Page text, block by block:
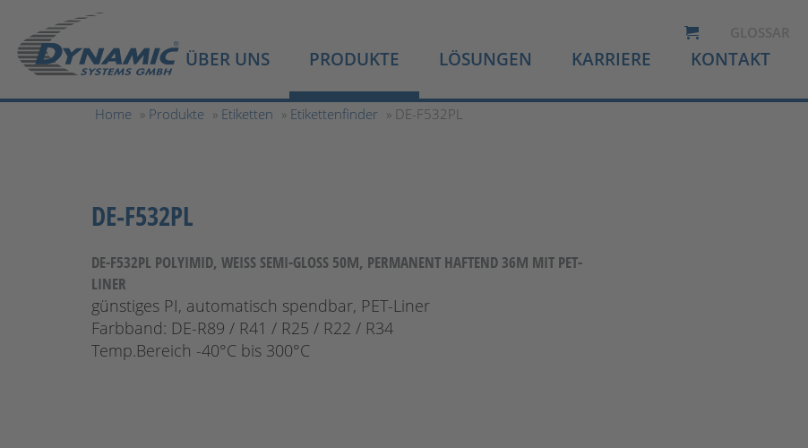
ÜBER UNS PRODUKTE LÖSUNGEN KARRIERE KONTAKT
Home » Produkte » Etiketten » Etikettenfinder » DE-F532PL
DE-F532PL
DE-F532PL POLYIMID, WEISS SEMI-GLOSS 50Μ, PERMANENT HAFTEND 36Μ MIT PET-L
INER
günstiges PI, automatisch spendbar, PET-Liner
Farbband: DE-R89 / R41 / R25 / R22 / R34
Temp.Bereich -40°C bis 300°C